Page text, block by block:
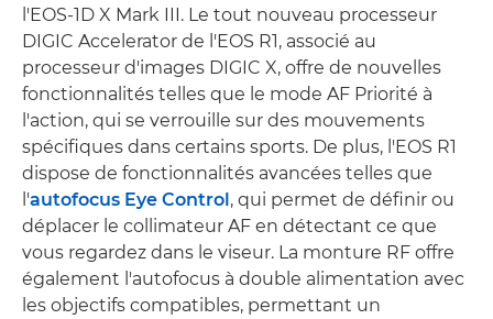
l'EOS-1D X Mark III. Le tout nouveau processeur
DIGIC Accelerator de l'EOS R1, associé au
processeur d'images DIGIC X, offre de nouvelles
fonctionnalités telles que le mode AF Priorité à
l'action, qui se verrouille sur des mouvements
spécifiques dans certains sports. De plus, l'EOS R1
dispose de fonctionnalités avancées telles que
l'autofocus Eye Control, qui permet de définir ou
déplacer le collimateur AF en détectant ce que
vous regardez dans le viseur. La monture RF offre
également l'autofocus à double alimentation avec
les objectifs compatibles, permettant un